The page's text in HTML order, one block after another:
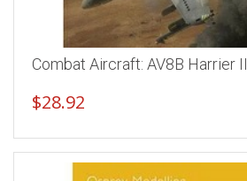
Combat Aircraft: AV8B Harrier II
$28.92